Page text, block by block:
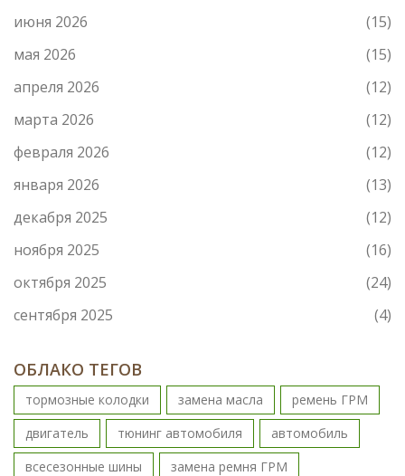
июня 2026
(15)
мая 2026
(15)
апреля 2026
(12)
марта 2026
(12)
февраля 2026
(12)
января 2026
(13)
декабря 2025
(12)
ноября 2025
(16)
октября 2025
(24)
сентября 2025
(4)
ОБЛАКО ТЕГОВ
тормозные колодки замена масла
ремень ГРМ
двигатель
тюнинг автомобиля
автомобиль
всесезонные шины
замена ремня ГРМ